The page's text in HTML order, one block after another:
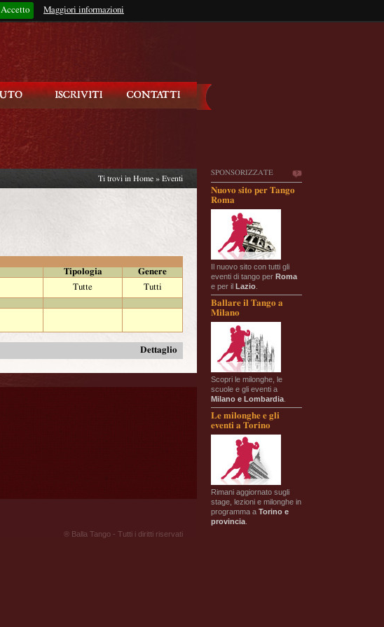
Accetto Maggiori informazioni
Rimani connesso?
SPONSORIZZATE
Nuovo sito per Tango
Roma
Il nuovo sito con tutti gli
eventi di tango per Roma
e per il Lazio
Ballare il Tango a
Milano
Scopri le milonghe, le
scuole e gli eventi a
Milano e Lombardia
Le milonghe e gli
eventi a Torino
Rimani aggiornato sugli
stage, lezioni e milonghe in
programma a Torino e
provincia
Ti trovi in Home » Eventi
Tipologia
Genere
Tutte
Tutti
Dettaglio
® Balla Tango - Tutti i diritti riservati